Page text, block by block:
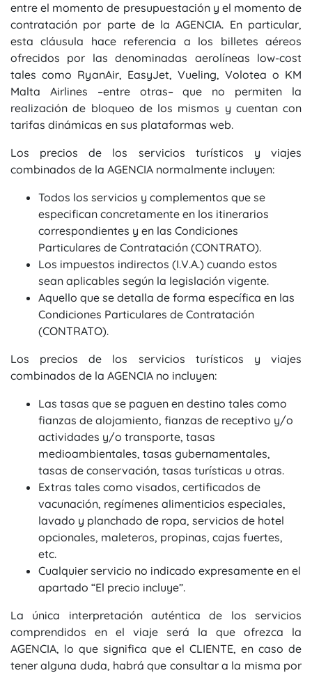
entre el momento de presupuestación y el momento de
contratación por parte de la AGENCIA. En particular,
esta cláusula hace referencia a los billetes aéreos
ofrecidos por las denominadas aerolíneas low-cost
tales como RyanAir, EasyJet, Vueling, Volotea o KM
Malta Airlines –entre otras– que no permiten la
realización de bloqueo de los mismos y cuentan con
tarifas dinámicas en sus plataformas web.
Los precios de los servicios turísticos y viajes
combinados de la AGENCIA normalmente incluyen:
Todos los servicios y complementos que se
especifican concretamente en los itinerarios
correspondientes y en las Condiciones
Particulares de Contratación (CONTRATO).
Los impuestos indirectos (I.V.A.) cuando estos
sean aplicables según la legislación vigente.
Aquello que se detalla de forma específica en las
Condiciones Particulares de Contratación
(CONTRATO).
Los precios de los servicios turísticos y viajes
combinados de la AGENCIA no incluyen:
Las tasas que se paguen en destino tales como
fianzas de alojamiento, fianzas de receptivo y/o
actividades y/o transporte, tasas
medioambientales, tasas gubernamentales,
tasas de conservación, tasas turísticas u otras.
Extras tales como visados, certificados de
vacunación, regímenes alimenticios especiales,
lavado y planchado de ropa, servicios de hotel
opcionales, maleteros, propinas, cajas fuertes,
etc.
Cualquier servicio no indicado expresamente en el
apartado “El precio incluye”.
La única interpretación auténtica de los servicios
comprendidos en el viaje será la que ofrezca la
AGENCIA, lo que significa que el CLIENTE, en caso de
tener alguna duda, habrá que consultar a la misma por